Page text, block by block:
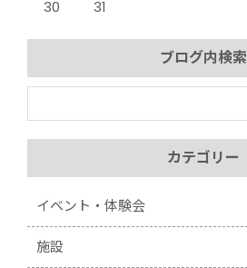
30
31
ブログ内検索
カテゴリー
イベント・体験会
施設